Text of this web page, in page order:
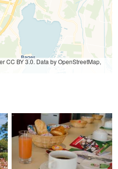
CC BY 3.0. Data by OpenStreetMap,